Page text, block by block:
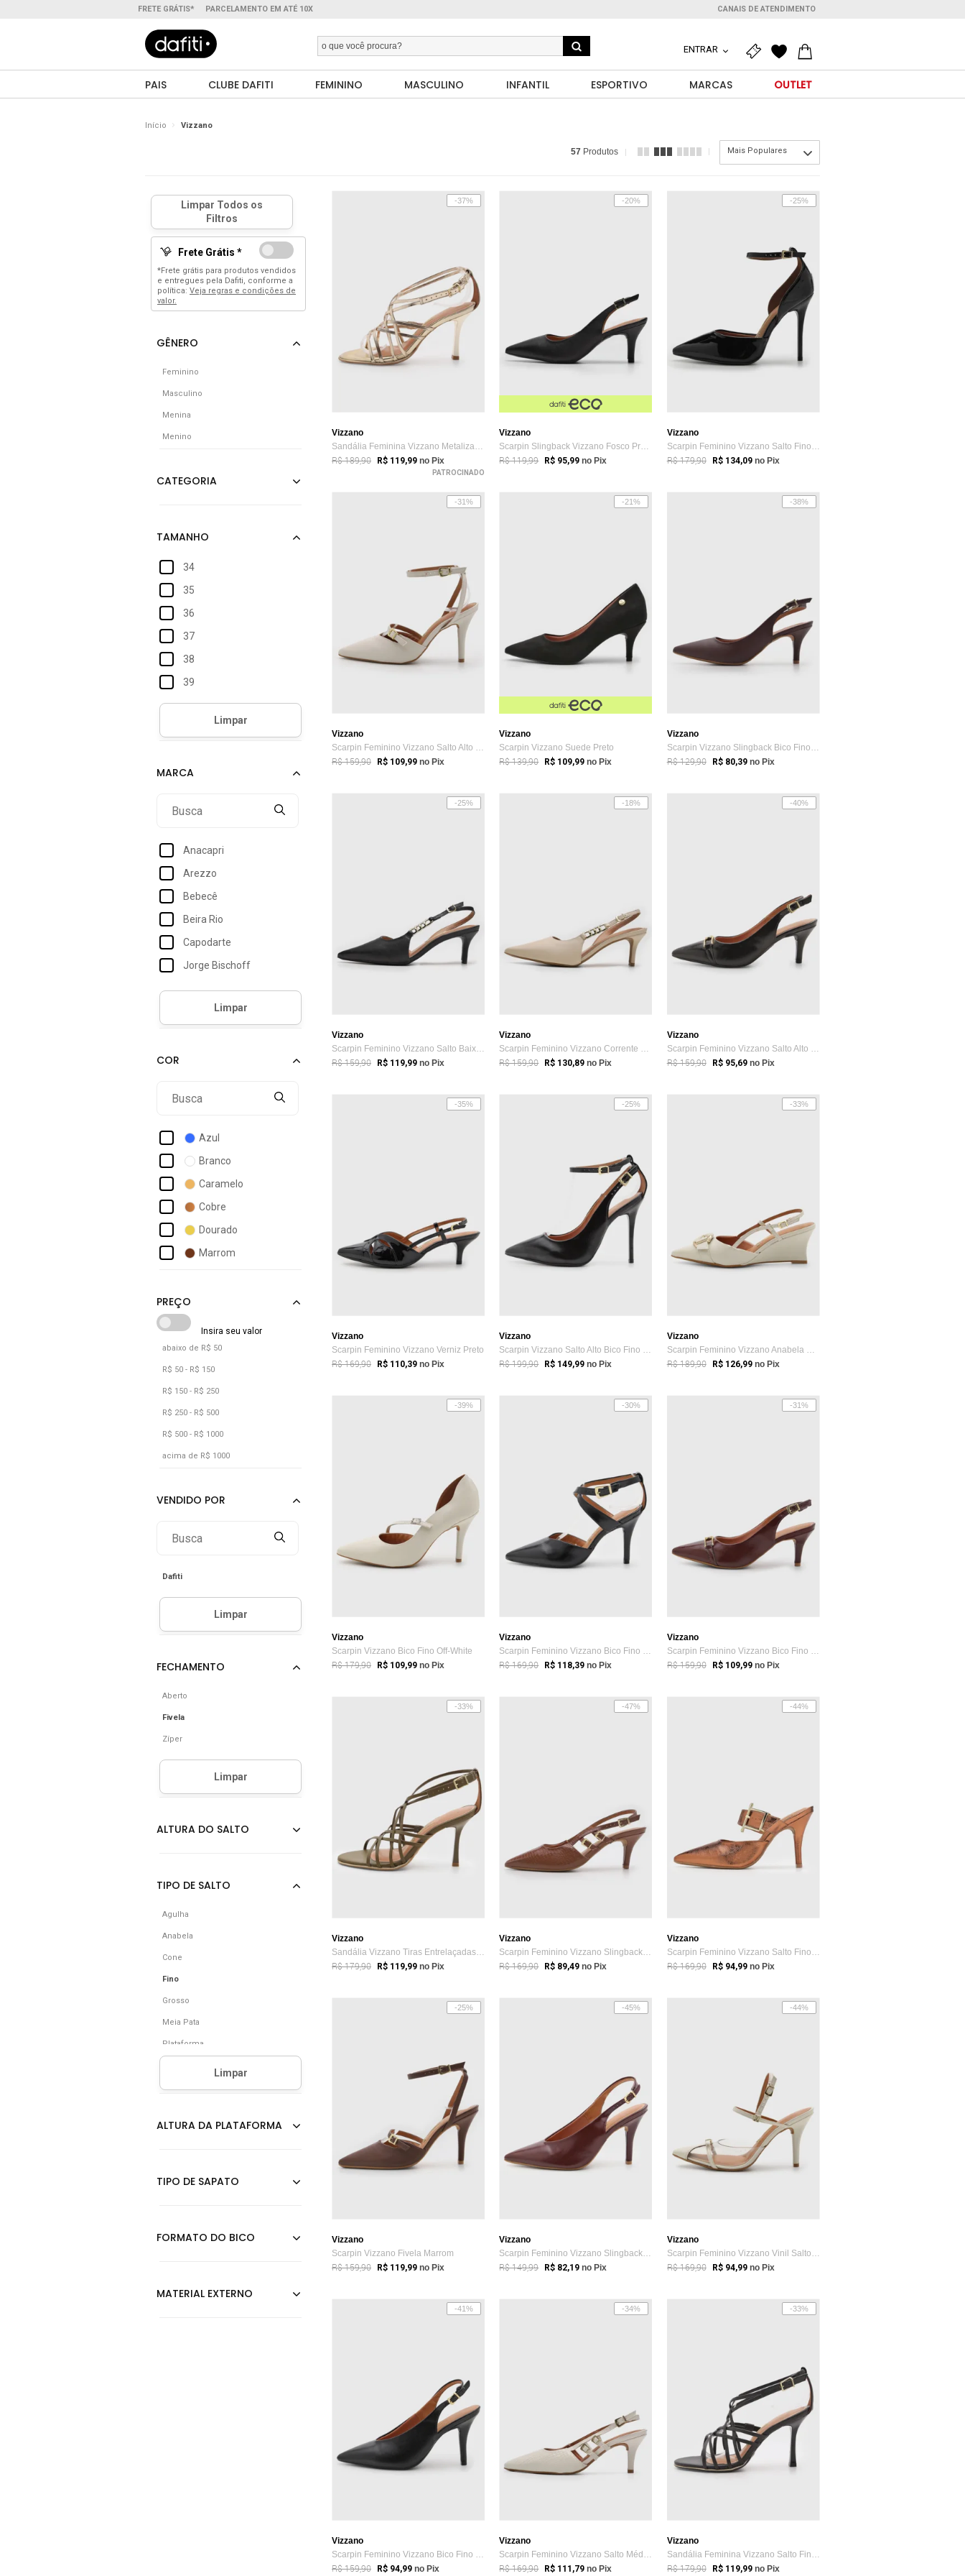
FRETE GRÁTIS* PARCELAMENTO EM ATÉ 10X CANAIS DE ATENDIMENTO
ENTRAR
PAIS CLUBE DAFITI FEMININO MASCULINO INFANTIL ESPORTIVO MARCAS OUTLET
Início Vizzano
57 Produtos Mais Populares
Frete Grátis *
*Frete grátis para produtos vendidos
e entregues pela Dafiti, conforme a
política: Veja regras e condições de
valor.
Feminino
Masculino
Menina
Menino
34
35
36
37
38
39
Anacapri
Arezzo
Bebecê
Beira Rio
Capodarte
Jorge Bischoff
Lança Perfume
Luiza Barcelos
Vicenza
Azul
Branco
Caramelo
Cobre
Dourado
Marrom
Verde
Vermelho
Vinho
abaixo de R$ 50
R$ 50 - R$ 150
R$ 150 - R$ 250
R$ 250 - R$ 500
R$ 500 - R$ 1000
acima de R$ 1000
Dafiti
Aberto
Fivela
Zíper
Agulha
Anabela
Cone
Fino
Grosso
Meia Pata
Plataforma
Tratorado
-37%
Vizzano
Sandália Feminina Vizzano Metalizada Dourada
R$ 189,90 R$ 119,99 no Pix
PATROCINADO
-20%
Vizzano
Scarpin Slingback Vizzano Fosco Preto
R$ 119,99 R$ 95,99 no Pix
-25%
Vizzano
Scarpin Feminino Vizzano Salto Fino Amar...
R$ 179,90 R$ 134,09 no Pix
-31%
Vizzano
Scarpin Feminino Vizzano Salto Alto Bico...
R$ 159,90 R$ 109,99 no Pix
-21%
Vizzano
Scarpin Vizzano Suede Preto
R$ 139,90 R$ 109,99 no Pix
-38%
Vizzano
Scarpin Vizzano Slingback Bico Fino Marrom
R$ 129,90 R$ 80,39 no Pix
-25%
Vizzano
Scarpin Feminino Vizzano Salto Baixo Cor...
R$ 159,90 R$ 119,99 no Pix
-18%
Vizzano
Scarpin Feminino Vizzano Corrente Dourad...
R$ 159,90 R$ 130,89 no Pix
-40%
Vizzano
Scarpin Feminino Vizzano Salto Alto Slin...
R$ 159,90 R$ 95,69 no Pix
-35%
Vizzano
Scarpin Feminino Vizzano Verniz Preto
R$ 169,90 R$ 110,39 no Pix
-25%
Vizzano
Scarpin Vizzano Salto Alto Bico Fino Preto
R$ 199,90 R$ 149,99 no Pix
-33%
Vizzano
Scarpin Feminino Vizzano Anabela Off-White
R$ 189,90 R$ 126,99 no Pix
-39%
Vizzano
Scarpin Vizzano Bico Fino Off-White
R$ 179,90 R$ 109,99 no Pix
-30%
Vizzano
Scarpin Feminino Vizzano Bico Fino Preto
R$ 169,90 R$ 118,39 no Pix
-31%
Vizzano
Scarpin Feminino Vizzano Bico Fino Salto...
R$ 159,90 R$ 109,99 no Pix
-33%
Vizzano
Sandália Vizzano Tiras Entrelaçadas Verde Oliva
R$ 179,90 R$ 119,99 no Pix
-47%
Vizzano
Scarpin Feminino Vizzano Slingback Textu...
R$ 169,90 R$ 89,49 no Pix
-44%
Vizzano
Scarpin Feminino Vizzano Salto Fino Meta...
R$ 169,90 R$ 94,99 no Pix
-25%
Vizzano
Scarpin Vizzano Fivela Marrom
R$ 159,90 R$ 119,99 no Pix
-45%
Vizzano
Scarpin Feminino Vizzano Slingback Bico ...
R$ 149,99 R$ 82,19 no Pix
-44%
Vizzano
Scarpin Feminino Vizzano Vinil Salto Fin...
R$ 169,90 R$ 94,99 no Pix
-41%
Vizzano
Scarpin Feminino Vizzano Bico Fino Preto
R$ 159,90 R$ 94,99 no Pix
-34%
Vizzano
Scarpin Feminino Vizzano Salto Médio Tex...
R$ 169,90 R$ 111,79 no Pix
-33%
Vizzano
Sandália Feminina Vizzano Salto Fino Preta
R$ 179,90 R$ 119,99 no Pix